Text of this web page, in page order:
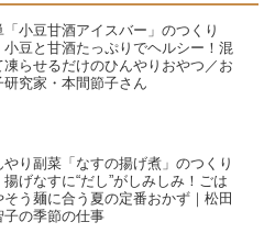
「小豆甘酒アイスバー」のつくり
小豆と甘酒たっぷりでヘルシー！混
凍らせるだけのひんやりおやつ／お
研究家・本間節子さん
やり副菜「なすの揚げ煮」のつくり
揚げなすに“だし”がしみしみ！ごは
そう麺に合う夏の定番おかず｜松田
子の季節の仕事